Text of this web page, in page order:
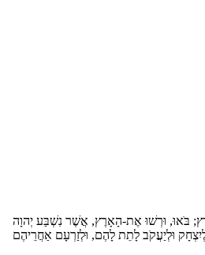
בֹּאוּ, וּרְשׁוּ אֶת-הָאָרֶץ, אֲשֶׁר נִשְׁבַּע יְהוָה